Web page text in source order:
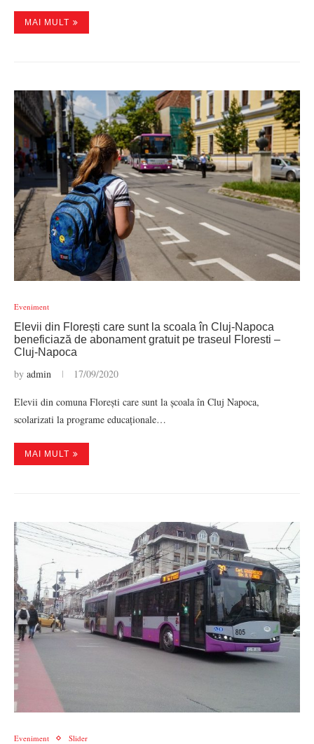
MAI MULT
Eveniment
Elevii din Florești care sunt la scoala în Cluj-Napoca
beneficiază de abonament gratuit pe traseul Floresti –
Cluj-Napoca
by admin 17/09/2020
Elevii din comuna Florești care sunt la școala în Cluj Napoca,
scolarizati la programe educaționale…
MAI MULT
Eveniment Slider